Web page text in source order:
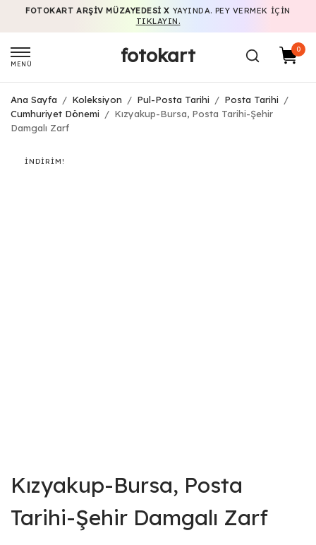
FOTOKART ARŞIV MÜZAYEDESI X YAYINDA. PEY VERMEK IÇIN
TIKLAYIN.
MENÜ fotokart 0
Ana Sayfa / Koleksiyon / Pul-Posta Tarihi / Posta Tarihi
/
Cumhuriyet Dönemi
/ Kızyakup-Bursa, Posta Tarihi-Şehir
Damgalı Zarf
İNDIRIM!
Kızyakup-Bursa, Posta
Tarihi-Şehir Damgalı Zarf